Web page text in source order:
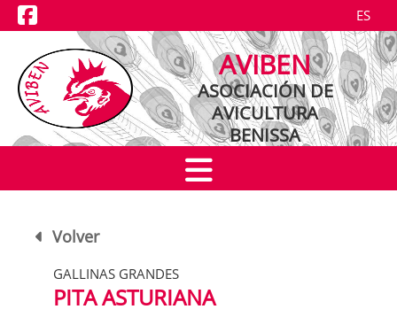
ES
AVIBEN
ASOCIACIÓN DE
AVICULTURA
BENISSA
NOTICIAS
EXPOSICIONES
CRIADORES
RAZAS
Volver
GALLINAS GRANDES
PITA ASTURIANA